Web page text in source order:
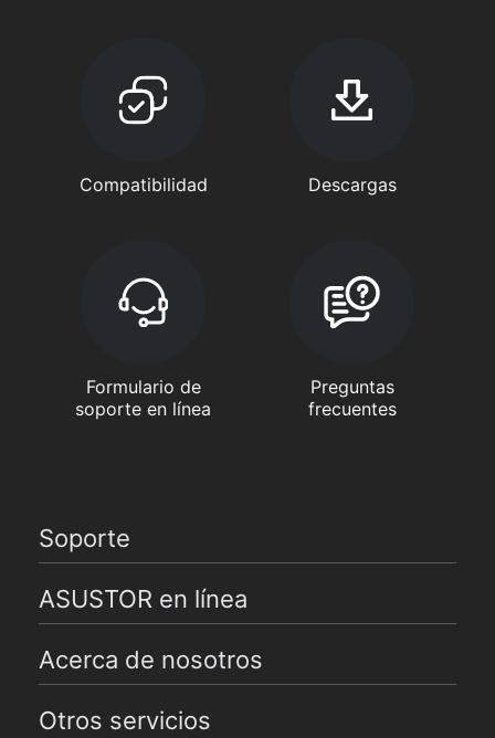
Compatibilidad Descargas
Formulario de
soporte en línea
Preguntas
frecuentes
Soporte
ASUSTOR en línea
Acerca de nosotros
Otros servicios